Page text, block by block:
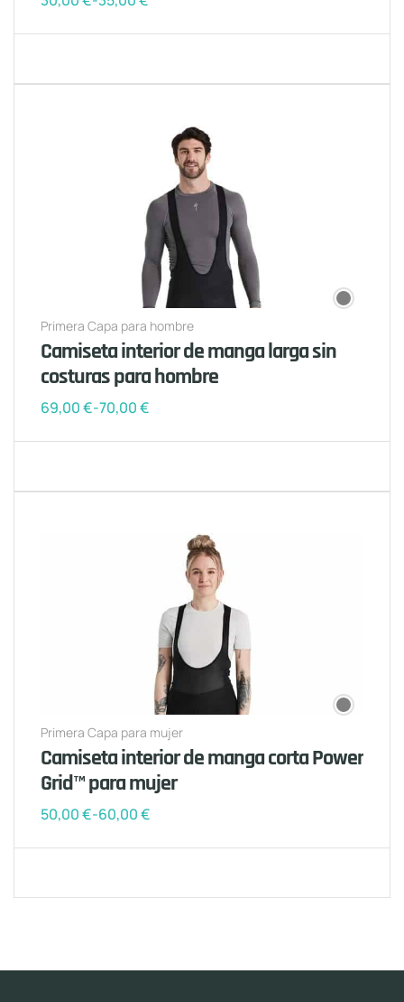
Primera Capa para hombre
Camiseta interior de manga larga sin
costuras para hombre
69,00€-70,00€
Primera Capa para mujer
Camiseta interior de manga corta Power
Grid™ para mujer
50,00€-60,00€